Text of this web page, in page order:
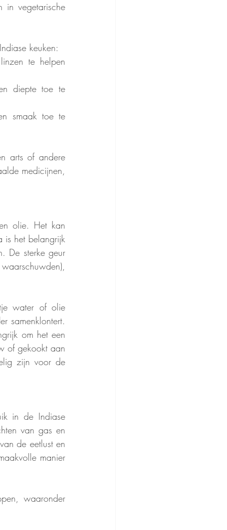
vegetarische
keuken:
te helpen
diepte toe te
smaak toe te
arts of andere
medicijnen,
olie. Het kan
is het belangrijk
De sterke geur
water of olie
samenklontert.
om het een
of gekookt aan
zijn voor de
in de Indiase
van gas en
de eetlust en
manier
waaronder